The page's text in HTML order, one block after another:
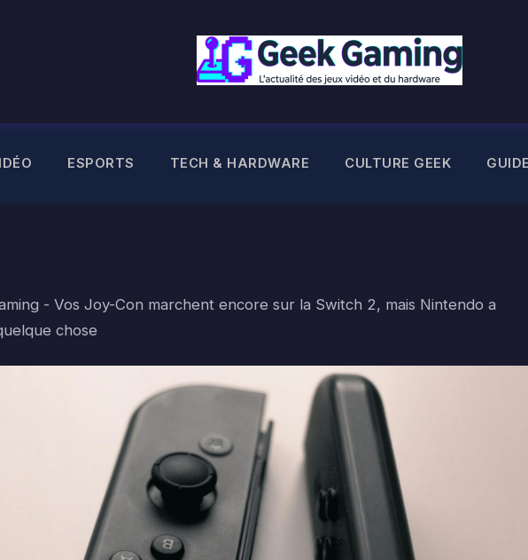
ESPORTS TECH & HARDWARE CULTURE GEEK
- Vos Joy-Con marchent encore sur la Switch 2, mais Nintendo a
chose